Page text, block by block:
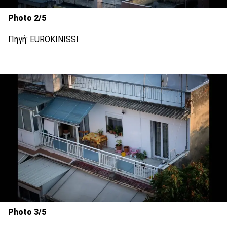
Photo 2/5
Πηγή: EUROKINISSI
Photo 3/5